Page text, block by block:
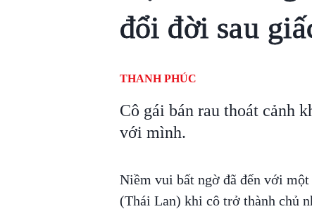
đổi đời sau
THANH PHÚC
Cô gái bán rau thoát cảnh
với mình.
Niềm vui bất ngờ đã đến với
(Thái Lan) khi cô trở thành chủ